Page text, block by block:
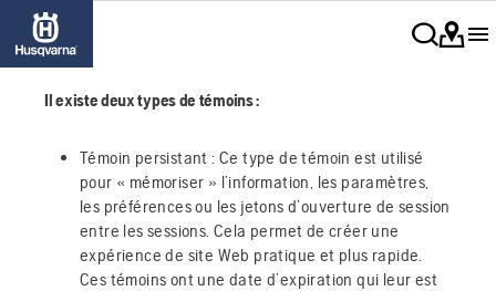
Il existe deux types de témoins :
Témoin persistant : Ce type de témoin est utilisé
pour « mémoriser » l’information, les paramètres,
les préférences ou les jetons d’ouverture de session
entre les sessions. Cela permet de créer une
expérience de site Web pratique et plus rapide.
Ces témoins ont une date d’expiration qui leur est